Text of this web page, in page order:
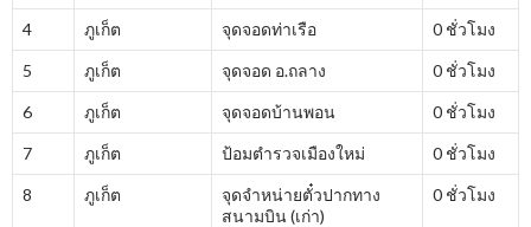
4 ภูเก็ต จุดจอดท่าเรือ 0 ชั่วโมง
5 ภูเก็ต จุดจอด อ.ถลาง 0 ชั่วโมง
6 ภูเก็ต จุดจอดบ้านพอน 0 ชั่วโมง
7 ภูเก็ต ป้อมตำรวจเมืองใหม่ 0 ชั่วโมง
8 ภูเก็ต
จุดจำหน่ายตั๋วปากทาง
สนามบิน (เก่า)
0 ชั่วโมง